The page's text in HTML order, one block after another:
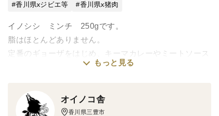
香川県xジビエ等
香川県x猪肉
イノシシ ミンチ 250gです。
脂はほとんどありません。
定番のギョーザをはじめ、キーマカレーやミートソース
ジビエ初心者からベテランの方までおすすめ商品です！
もっと見る
オイノコ舎
香川県三豊市